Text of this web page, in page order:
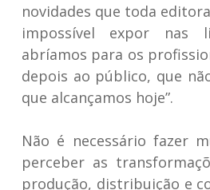
novidades que toda
impossível expor nas
abríamos para os
depois ao público, que
que alcançamos hoje”.
Não é necessário fazer
perceber as
produção, distribuição e